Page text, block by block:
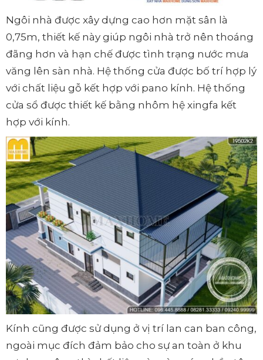
Ngôi nhà được xây dựng cao hơn mặt sân là
0,75m, thiết kế này giúp ngôi nhà trở nên thoáng
đãng hơn và hạn chế được tình trạng nước mưa
văng lên sàn nhà. Hệ thống cửa được bố trí hợp lý
với chất liệu gỗ kết hợp với pano kính. Hệ thống
cửa sổ được thiết kế bằng nhôm hệ xingfa kết
hợp với kính.
Kính cũng được sử dụng ở vị trí lan can ban công,
ngoài mục đích đảm bảo cho sự an toàn ở khu